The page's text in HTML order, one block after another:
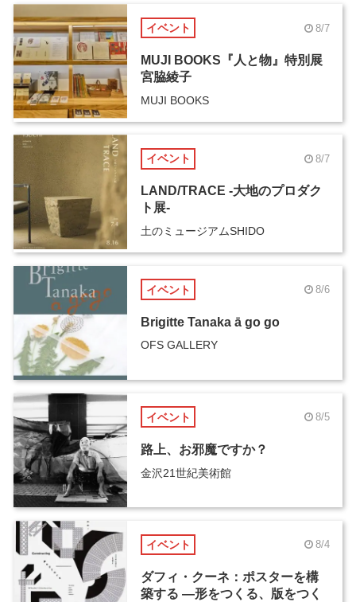
イベント 8/7
MUJI BOOKS『人と物』特別展
宮脇綾子
MUJI BOOKS
イベント 8/7
LAND/TRACE -大地のプロダク
ト展-
土のミュージアムSHIDO
イベント 8/6
Brigitte Tanaka ā go go
OFS GALLERY
イベント 8/5
路上、お邪魔ですか？
金沢21世紀美術館
イベント 8/4
ダフィ・クーネ：ポスターを構
築する ―形をつくる、版をつく